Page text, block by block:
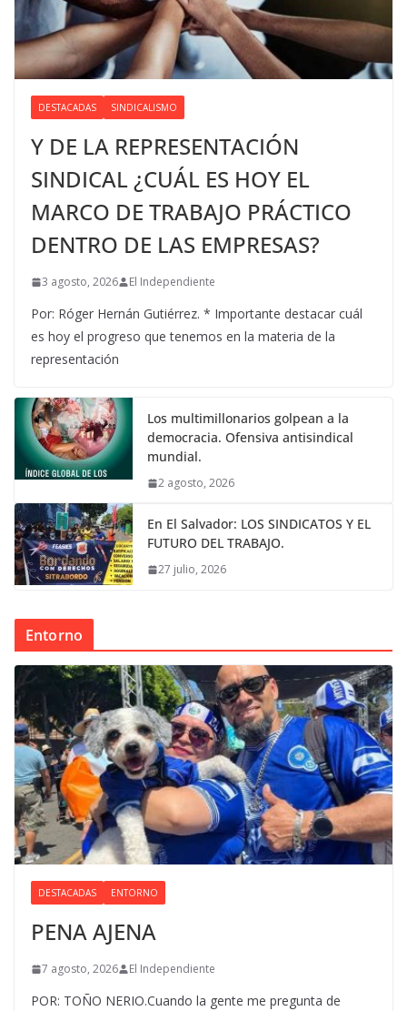
DESTACADAS SINDICALISMO
Y DE LA REPRESENTACIÓN
SINDICAL ¿CUÁL ES HOY EL
MARCO DE TRABAJO PRÁCTICO
DENTRO DE LAS EMPRESAS?
3 agosto, 2026 El Independiente
Por: Róger Hernán Gutiérrez. * Importante destacar cuál
es hoy el progreso que tenemos en la materia de la
representación
Los multimillonarios golpean a la
democracia. Ofensiva antisindical
mundial.
2 agosto, 2026
En El Salvador: LOS SINDICATOS Y EL
FUTURO DEL TRABAJO.
27 julio, 2026
Entorno
DESTACADAS ENTORNO
PENA AJENA
7 agosto, 2026 El Independiente
POR: TOÑO NERIO.Cuando la gente me pregunta de